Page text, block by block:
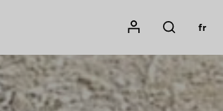
Mon compte
Rechercher
fr